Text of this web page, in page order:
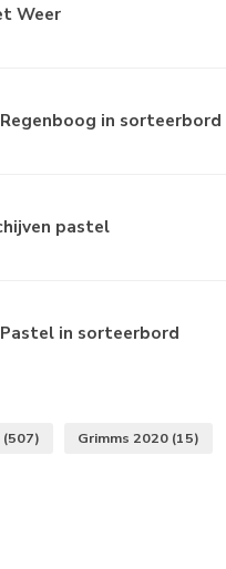
Weer
in sorteerbord
pastel
in sorteerbord
(507) Grimms 2020 (15)